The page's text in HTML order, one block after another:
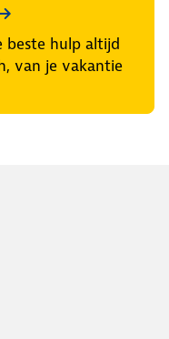
beste hulp altijd
van je vakantie